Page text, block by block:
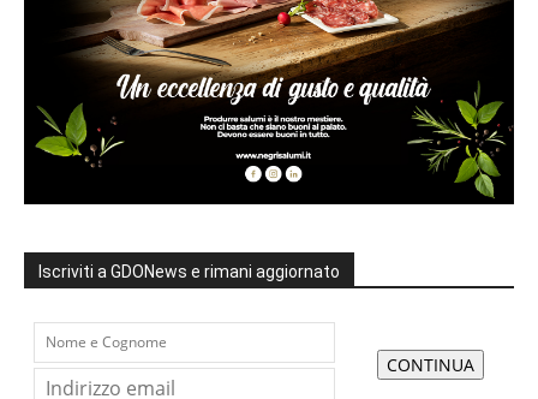
Iscriviti a GDONews e rimani aggiornato